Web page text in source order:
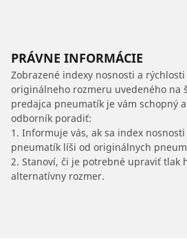
PRÁVNE INFORMÁCIE
Zobrazené indexy nosnosti a
originálneho rozmeru uvedeného na
predajca pneumatík je vám schopný
odborník poradiť:
1. Informuje vás, ak sa index
pneumatík líši od originálnych
2. Stanoví, či je potrebné upraviť tlak
alternatívny rozmer.